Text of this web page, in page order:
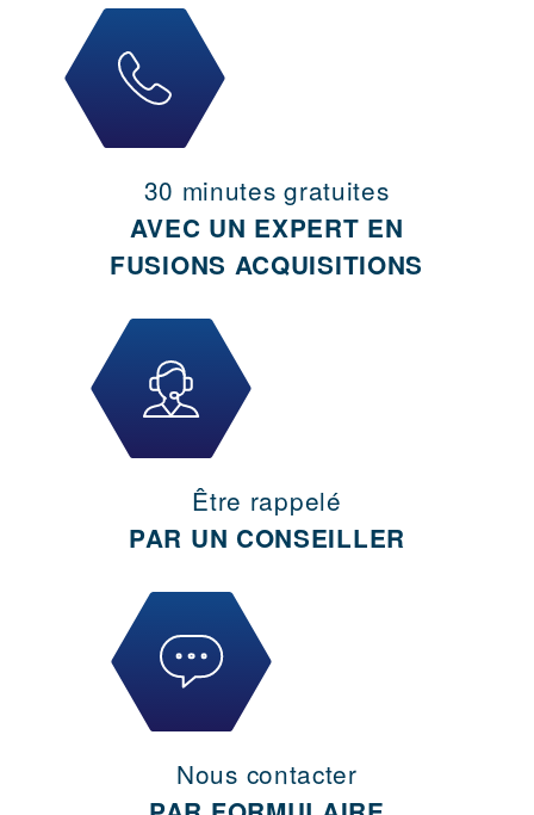
30 minutes gratuites
AVEC UN EXPERT EN
FUSIONS ACQUISITIONS
Être rappelé
PAR UN CONSEILLER
Nous contacter